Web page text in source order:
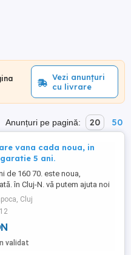
Vezi anunțuri
cu livrare
Anunțuri pe pagină: 20 50
vana cada noua, in
5 ani.
de 160 70. este noua,
în Cluj-N. vă putem ajuta noi
preț 500 lei.
Cluj
validat